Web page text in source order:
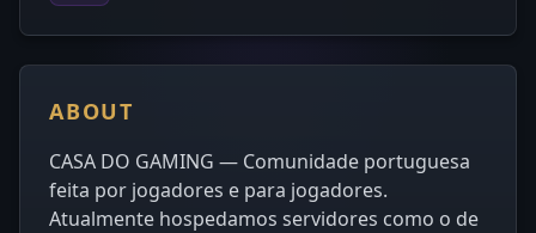
ABOUT
CASA DO GAMING — Comunidade portuguesa
feita por jogadores e para jogadores.
Atualmente hospedamos servidores como o de